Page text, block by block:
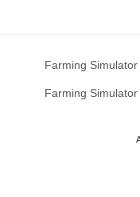
Farming Simulator
Farming Simulator